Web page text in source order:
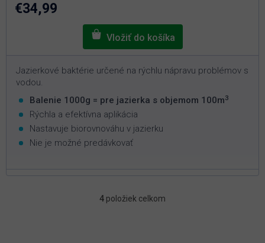
€34,99
Jazierkové baktérie určené na rýchlu nápravu problémov s
vodou.
Balenie 1000g = pre jazierka s objemom 100m3
Rýchla a efektívna aplikácia
Nastavuje biorovnováhu v jazierku
Nie je možné predávkovať
O
4 položiek celkom